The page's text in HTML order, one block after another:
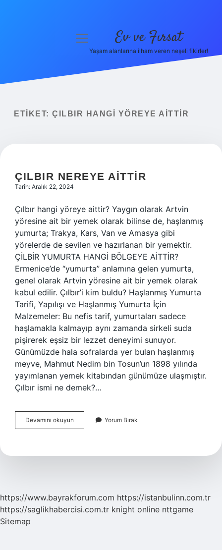
Yasal Uyarı
menüyü
Ev ve Fırsat
Yaşam alanlarına ilham veren neşeli fikirler!
ETIKET: ÇILBIR HANGI YÖREYE AITTIR
ÇILBIR NEREYE AITTIR
Tarih: Aralık 22, 2024
Çılbır hangi yöreye aittir? Yaygın olarak Artvin
yöresine ait bir yemek olarak bilinse de, haşlanmış
yumurta; Trakya, Kars, Van ve Amasya gibi
yörelerde de sevilen ve hazırlanan bir yemektir.
ÇİLBİR YUMURTA HANGİ BÖLGEYE AİTTİR?
Ermenice’de “yumurta” anlamına gelen yumurta,
genel olarak Artvin yöresine ait bir yemek olarak
kabul edilir. Çılbır’i kim buldu? Haşlanmış Yumurta
Tarifi, Yapılışı ve Haşlanmış Yumurta İçin
Malzemeler: Bu nefis tarif, yumurtaları sadece
haşlamakla kalmayıp aynı zamanda sirkeli suda
pişirerek eşsiz bir lezzet deneyimi sunuyor.
Günümüzde hala sofralarda yer bulan haşlanmış
meyve, Mahmut Nedim bin Tosun’un 1898 yılında
yayımlanan yemek kitabından günümüze ulaşmıştır.
Çılbır ismi ne demek?…
Devamını okuyun
Nereye
Yorum Bırak
https://www.bayrakforum.com https://istanbulinn.com.tr
https://saglikhabercisi.com.tr knight online nttgame
Sitemap